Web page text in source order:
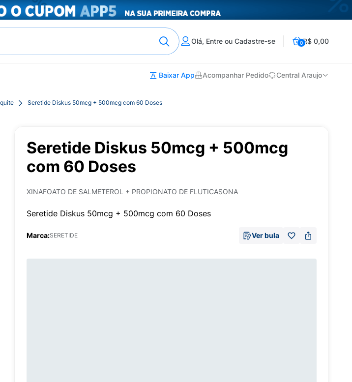
Olá, Entre ou Cadastre-se 0R$ 0,00
Baixar App Acompanhar Pedido Central Araujo
Seretide Diskus 50mcg + 500mcg com 60 Doses
Seretide Diskus 50mcg + 500mcg
com 60 Doses
XINAFOATO DE SALMETEROL + PROPIONATO DE FLUTICASONA
Seretide Diskus 50mcg + 500mcg com 60 Doses
Marca:SERETIDE Ver bula